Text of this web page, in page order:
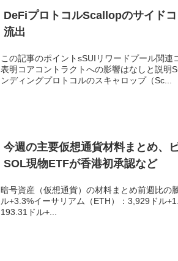
DeFiプロトコルScallopのサイド
流出
この記事のポイントsSUIリワードプール関
表明コアコントラクトへの影響はなしと説明
ンディングプロトコルのスキャロップ（Sc...
今週の主要仮想通貨材料まとめ、
SOL現物ETFが香港初承認など
暗号資産（仮想通貨）の材料まとめ前週比の
ル+3.3%イーサリアム（ETH）：3,929ドル
193.31ドル+...